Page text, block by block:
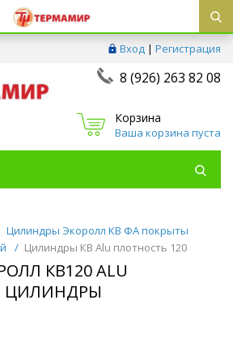
Вход | Регистрация
8 (926) 263 82 08
Корзина
Ваша корзина пуста
Цилиндры Экоролл КВ ФА покрыты
/ Цилиндры КВ Alu плотность 120
КВ120 ALU
ЦИЛИНДРЫ